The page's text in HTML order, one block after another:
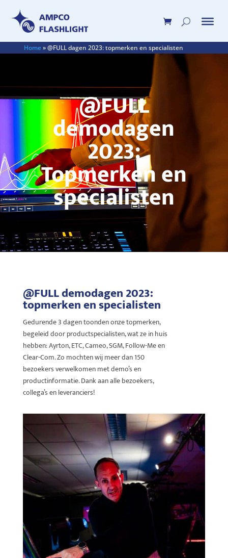
Home»@FULL dagen 2023: topmerken en specialisten
@FULL
demodagen
2023:
Topmerken en
specialisten
@FULL demodagen 2023:
topmerken en specialisten
Gedurende 3 dagen toonden onze topmerken,
begeleid door productspecialisten, wat ze in huis
hebben: Ayrton, ETC, Cameo, SGM, Follow-Me en
Clear-Com. Zo mochten wij meer dan 150
bezoekers verwelkomen met demo’s en
productinformatie. Dank aan alle bezoekers,
collega’s en leveranciers!